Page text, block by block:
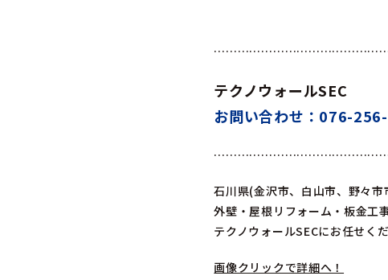
テクノウォールSEC
お問い合わせ：076-
石川県(金沢市、白山市、野々
外壁・屋根リフォーム・板金工
テクノウォールSECにお任せく
画像クリックで詳細へ！